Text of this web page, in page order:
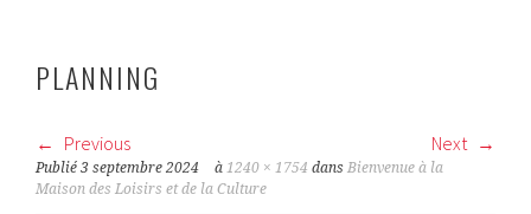
PLANNING
Previous Next
Publié3 septembre 2024 à1240 × 1754 dansBienvenue à la
Maison des Loisirs et de la Culture